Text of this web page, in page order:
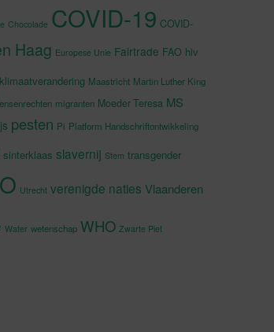
Chocolade COVID-19 COVID-
Haag Europese Unie Fairtrade FAO hiv
klimaatverandering Maastricht Martin Luther King
migranten Moeder Teresa MS
pesten Pi Platform Handschriftontwikkeling
sinterklaas slavernij Stem transgender
Utrecht verenigde naties Vlaanderen
Water wetenschap WHO Zwarte Piet